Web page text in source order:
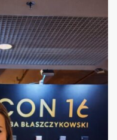
WARSZAWA –
ALENSA